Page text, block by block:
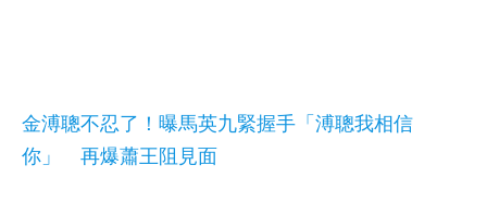
金溥聰不忍了！曝馬英九緊握手「溥聰我相信
你」 再爆蕭王阻見面